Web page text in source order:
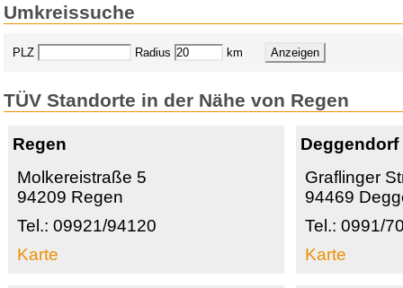
Umkreissuche
PLZ Radius km
TÜV Standorte in der Nähe von Regen
Regen
Molkereistraße 5
94209 Regen
Tel.: 09921/94120
Karte
Deggendorf
Graflinger
94469
Tel.: 0991/
Karte